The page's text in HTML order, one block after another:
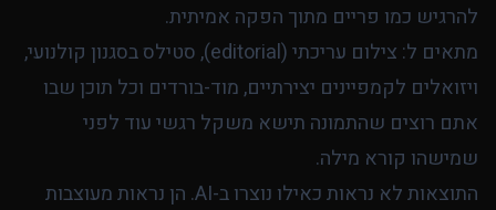
להרגיש כמו פריים מתוך הפקה אמיתית.
מתאים ל: צילום עריכתי (editorial), סטילס בסגנון קולנועי,
ויזואלים לקמפיינים יצירתיים, מוד-בורדים וכל תוכן שבו
אתם רוצים שהתמונה תישא משקל רגשי עוד לפני
שמישהו קורא מילה.
התוצאות לא נראות כאילו נוצרו ב-AI. הן נראות מעוצבות